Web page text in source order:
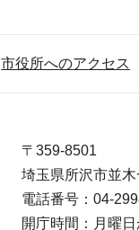
市役所へのアクセス
〒359-8501
埼玉県所沢市並木
電話番号：04-
開庁時間：月曜